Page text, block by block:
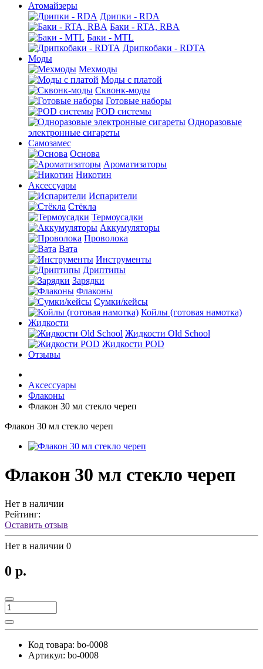
Атомайзеры
Дрипки - RDA
Баки - RTA, RBA
Баки - MTL
Дрипкобаки - RDTA
Моды
Мехмоды
Моды с платой
Сквонк-моды
Готовые наборы
POD системы
Одноразовые
электронные сигареты
Самозамес
Основа
Ароматизаторы
Никотин
Аксессуары
Испарители
Стёкла
Термоусадки
Аккумуляторы
Проволока
Вата
Инструменты
Дриптипы
Зарядки
Флаконы
Сумки/кейсы
Койлы (готовая намотка)
Жидкости
Жидкости Old School
Жидкости POD
Отзывы
Аксессуары
Флаконы
Флакон 30 мл стекло череп
Флакон 30 мл стекло череп
Флакон 30 мл стекло череп
Нет в наличии
Рейтинг:
Оставить отзыв
Нет в наличии 0
0 р.
Код товара: bo-0008
Артикул: bo-0008